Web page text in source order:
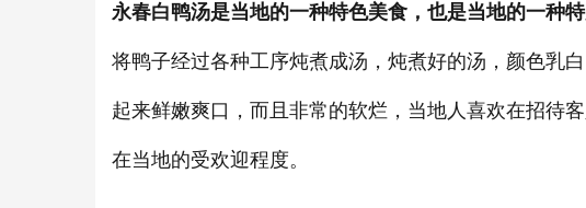
永春白鸭汤是当地的一种特色美食，也是当地的一种特
将鸭子经过各种工序炖煮成汤，炖煮好的汤，颜色乳
起来鲜嫩爽口，而且非常的软烂，当地人喜欢在招待
在当地的受欢迎程度。